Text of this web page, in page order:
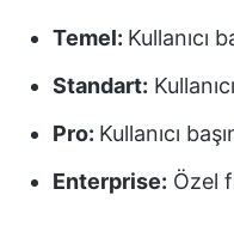
Temel: Kullanıcı
Standart:
Pro: Kullanıcı
Enterprise: Özel